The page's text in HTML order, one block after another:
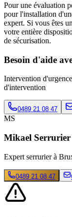
Pour une évaluation
pour l'installation
expert. Si vous êtes
votre entière
de sécurisation.
Besoin d'aide
Intervention
d'intervention
0489 21 08 47
MS
Mikael Serrurier
Expert serrurier à
0489 21 08 47